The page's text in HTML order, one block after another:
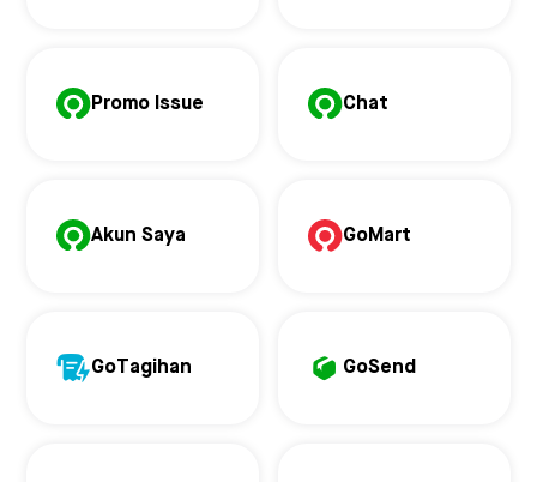
Promo Issue Chat
Akun Saya GoMart
GoTagihan GoSend